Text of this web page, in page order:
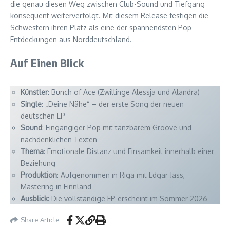
die genau diesen Weg zwischen Club-Sound und Tiefgang
konsequent weiterverfolgt. Mit diesem Release festigen die
Schwestern ihren Platz als eine der spannendsten Pop-
Entdeckungen aus Norddeutschland.
Auf Einen Blick
Künstler: Bunch of Ace (Zwillinge Alessja und Alandra)
Single: „Deine Nähe“ – der erste Song der neuen
deutschen EP
Sound: Eingängiger Pop mit tanzbarem Groove und
nachdenklichen Texten
Thema: Emotionale Distanz und Einsamkeit innerhalb einer
Beziehung
Produktion: Aufgenommen in Riga mit Edgar Jass,
Mastering in Finnland
Ausblick: Die vollständige EP erscheint im Sommer 2026
Share Article